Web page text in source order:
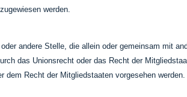
werden.
andere Stelle, die allein oder gemeinsam mit
das Unionsrecht oder das Recht der
dem Recht der Mitgliedstaaten vorgesehen werden.